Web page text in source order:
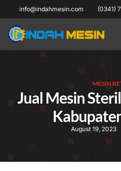
info@indahmesin.com (0341)
MESIN
Jual Mesin
August 19, 2023